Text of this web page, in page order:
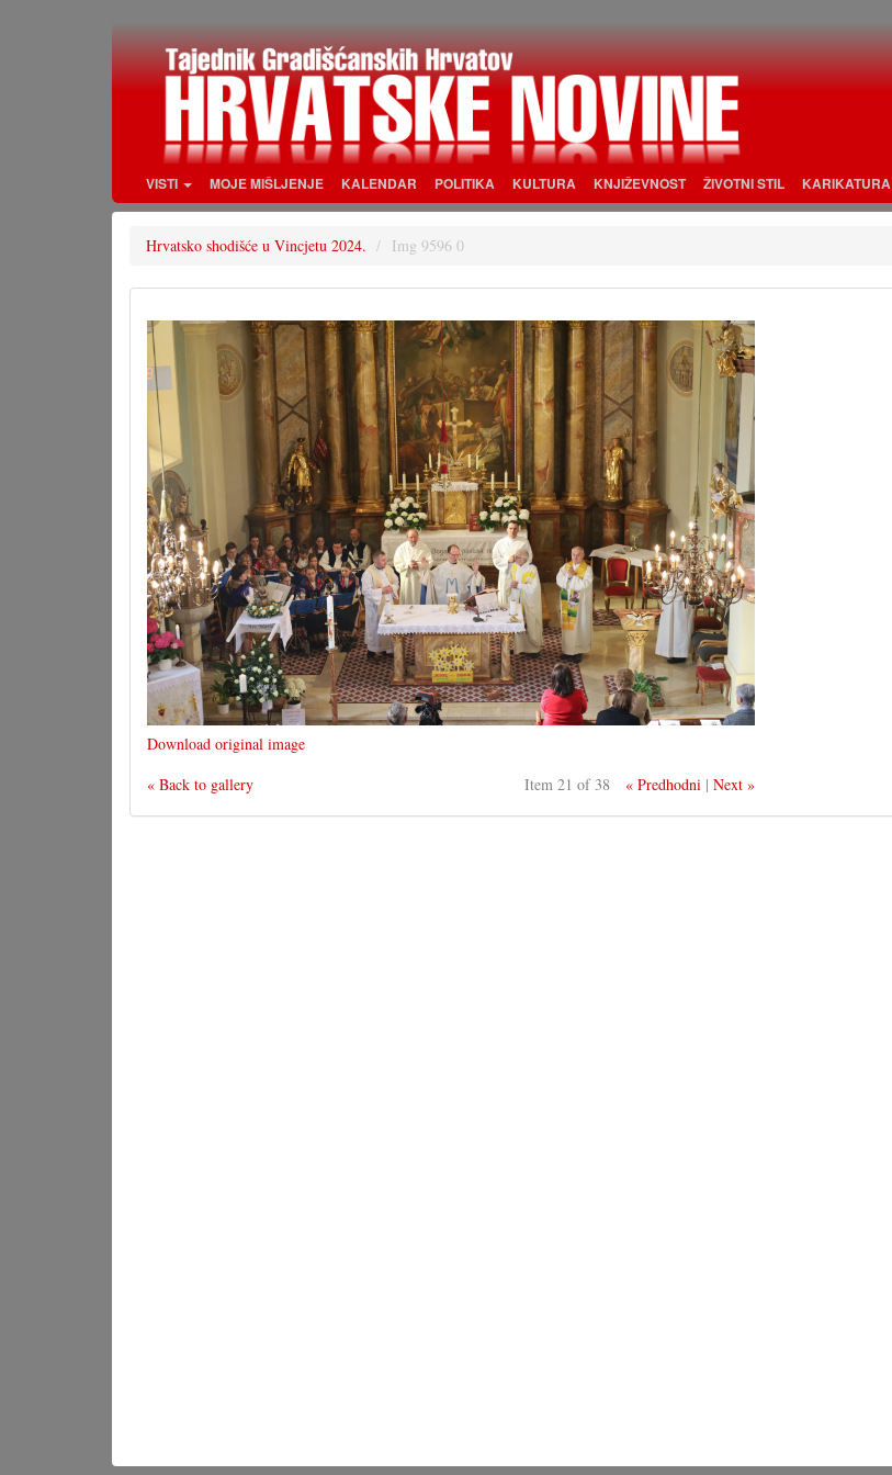
VISTI MOJE MIŠLJENJE KALENDAR POLITIKA KULTURA KNJIŽEVNOST ŽIVOTNI STIL KARIKATURA
Hrvatsko shodišće u Vincjetu 2024. Img 9596 0
Download original image
« Back to gallery
Item 21 of 38 « Predhodni |Next »